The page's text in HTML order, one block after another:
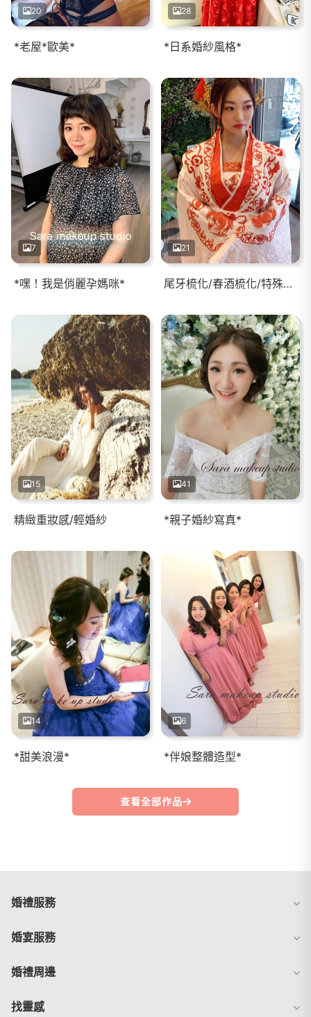
20
*老屋*歐美*
28
*日系婚紗風格*
7
*嘿！我是俏麗孕媽咪*
21
尾牙梳化/春酒梳化/特殊服裝/漢服/古裝/日本花魁
15
精緻重妝感/輕婚紗
41
*親子婚紗寫真*
14
*甜美浪漫*
6
*伴娘整體造型*
查看全部作品
婚禮服務
婚宴服務
婚禮周邊
找靈感